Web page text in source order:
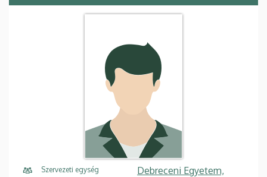
Szervezeti egység
Debreceni Egyetem,